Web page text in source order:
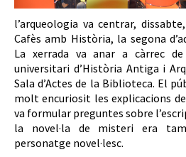
l’arqueologia va centrar,
Cafès amb Història, la segona
La xerrada va anar a càrrec
universitari d’Història Antiga i
Sala d’Actes de la Biblioteca. El
molt encuriosit les explicacions
va formular preguntes sobre
la novel·la de misteri era
personatge novel·lesc.